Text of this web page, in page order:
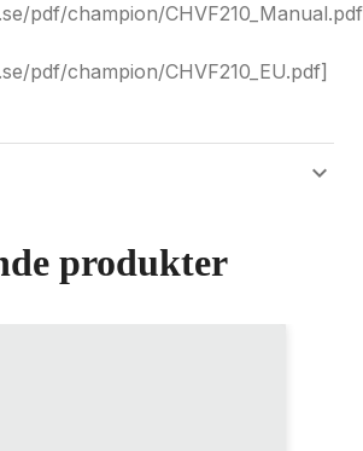
pdf/champion/
pdf/champion/CHVF210_EU.pdf]
produkter